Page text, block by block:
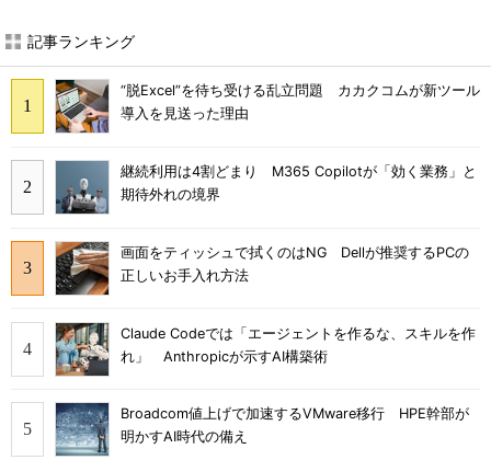
記事ランキング
“脱Excel”を待ち受ける乱立問題 カカクコムが新ツール
導入を見送った理由
継続利用は4割どまり M365 Copilotが「効く業務」と
期待外れの境界
画面をティッシュで拭くのはNG Dellが推奨するPCの
正しいお手入れ方法
Claude Codeでは「エージェントを作るな、スキルを作
れ」 Anthropicが示すAI構築術
Broadcom値上げで加速するVMware移行 HPE幹部が
明かすAI時代の備え